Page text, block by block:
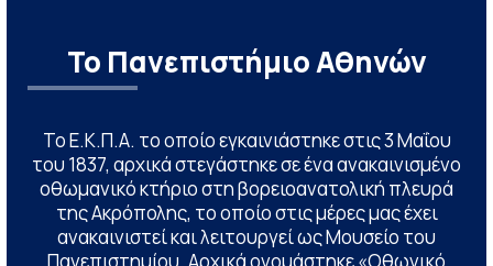
Το Πανεπιστήμιο Αθηνών
Το Ε.Κ.Π.Α. το οποίο εγκαινιάστηκε στις 3 Μαΐου
του 1837, αρχικά στεγάστηκε σε ένα ανακαινισμένο
οθωμανικό κτήριο στη βορειοανατολική πλευρά
της Ακρόπολης, το οποίο στις μέρες μας έχει
ανακαινιστεί και λειτουργεί ως Μουσείο του